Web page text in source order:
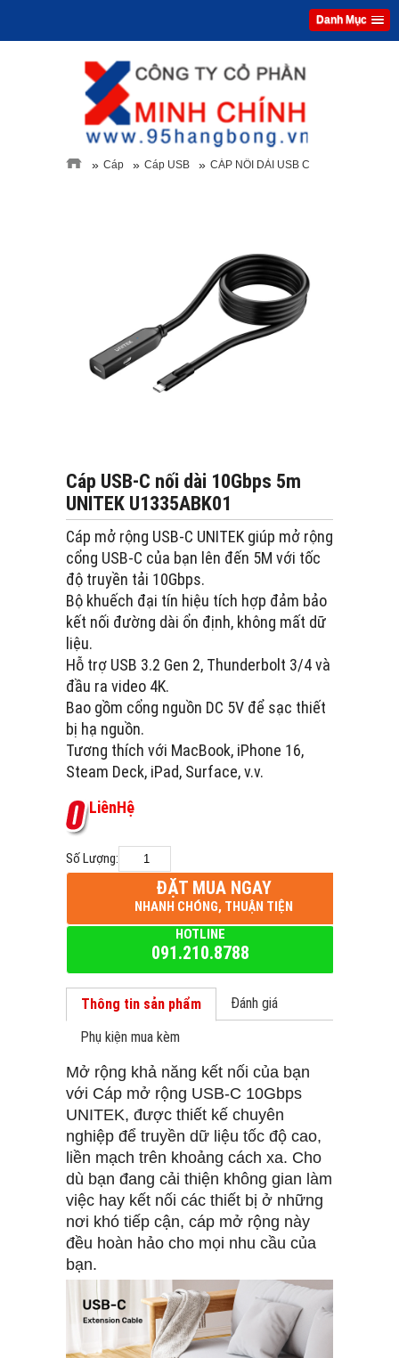
Danh Mục
» Cáp » Cáp USB » CÁP NỐI DÀI USB C
Cáp USB-C nối dài 10Gbps 5m
UNITEK U1335ABK01
Cáp mở rộng USB-C UNITEK giúp mở rộng
cổng USB-C của bạn lên đến 5M với tốc
độ truyền tải 10Gbps.
Bộ khuếch đại tín hiệu tích hợp đảm bảo
kết nối đường dài ổn định, không mất dữ
liệu.
Hỗ trợ USB 3.2 Gen 2, Thunderbolt 3/4 và
đầu ra video 4K.
Bao gồm cổng nguồn DC 5V để sạc thiết
bị hạ nguồn.
Tương thích với MacBook, iPhone 16,
Steam Deck, iPad, Surface, v.v.
LiênHệ
Số Lượng:
ĐẶT MUA NGAY
NHANH CHÓNG, THUẬN TIỆN
HOTLINE
091.210.8788
Thông tin sản phẩm
Đánh giá
Phụ kiện mua kèm
Mở rộng khả năng kết nối của bạn
với Cáp mở rộng USB-C 10Gbps
UNITEK, được thiết kế chuyên
nghiệp để truyền dữ liệu tốc độ cao,
liền mạch trên khoảng cách xa. Cho
dù bạn đang cải thiện không gian làm
việc hay kết nối các thiết bị ở những
nơi khó tiếp cận, cáp mở rộng này
đều hoàn hảo cho mọi nhu cầu của
bạn.